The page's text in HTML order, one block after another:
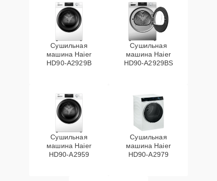
Сушильная
машина Haier
HD90-A2929B
Сушильная
машина Haier
HD90-A2929BS
Сушильная
машина Haier
HD90-A2959
Сушильная
машина Haier
HD90-A2979